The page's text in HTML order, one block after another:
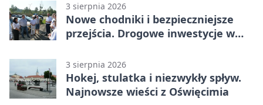
3 sierpnia 2026
Nowe chodniki i bezpieczniejsze
przejścia. Drogowe inwestycje w
3 sierpnia 2026
Hokej, stulatka i niezwykły spływ.
Najnowsze wieści z Oświęcimia